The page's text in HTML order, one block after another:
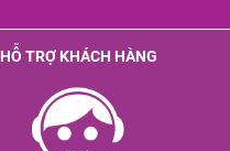
HỖ TRỢ KHÁCH HÀNG